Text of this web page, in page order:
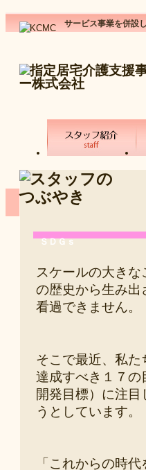
サービス事業を併設
ＳＤＧｓ
スケールの大き
の歴史から生み
看過できません。
そこで最近、私
達成すべき１７の
開発目標）に注
うとしています。
「これからの時